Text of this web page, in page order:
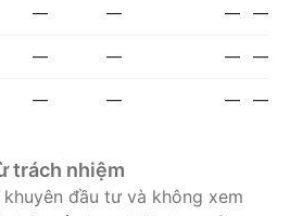
— — — —
— — — —
— — — —
trách nhiệm
đầu tư và không xem